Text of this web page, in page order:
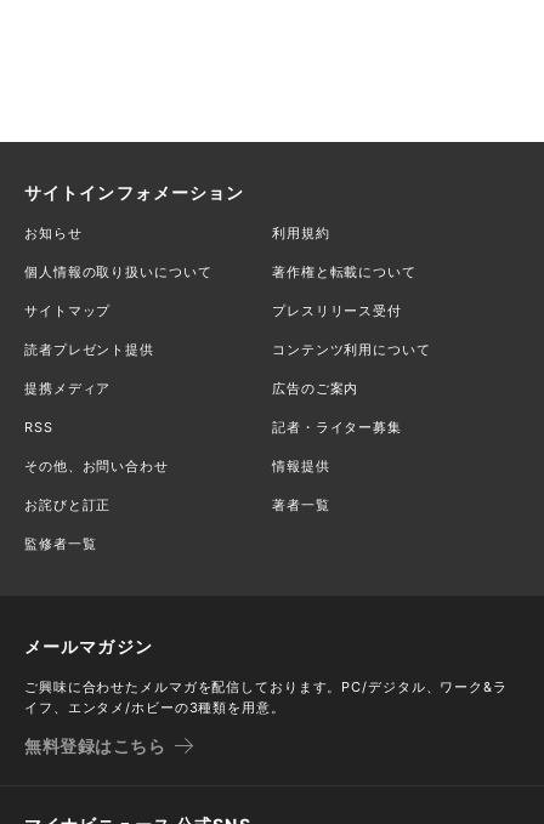
サイトインフォメーション
お知らせ 利用規約
個人情報の取り扱いについて 著作権と転載について
サイトマップ プレスリリース受付
読者プレゼント提供 コンテンツ利用について
提携メディア 広告のご案内
RSS 記者・ライター募集
その他、お問い合わせ 情報提供
お詫びと訂正 著者一覧
監修者一覧
メールマガジン
ご興味に合わせたメルマガを配信しております。PC/デジタル、ワーク&ラ
イフ、エンタメ/ホビーの3種類を用意。
無料登録はこちら